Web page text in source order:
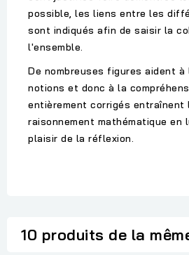
possible, les liens entre les
sont indiqués afin de saisir la
l'ensemble.
De nombreuses figures aident
notions et donc à la
entièrement corrigés entraînent
raisonnement mathématique en
plaisir de la réflexion.
10 produits de la